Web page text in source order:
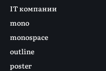
IT компании
mono
monospace
outline
poster